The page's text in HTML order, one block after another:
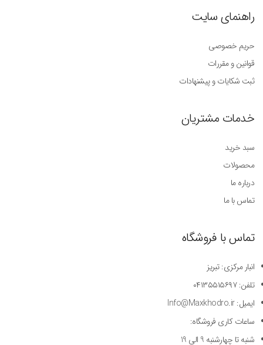
راهنمای سایت
حریم خصوصی
قوانین و مقررات
ثبت شکایات و پیشنهادات
خدمات مشتریان
سبد خرید
محصولات
درباره ما
تماس با ما
تماس با فروشگاه
انبار مرکزی: تبریز
تلفن: ۰۴۱۳۵۵۱۵۶۹۷
ایمیل: Info@Maxkhodro.ir
ساعات کاری فروشگاه:
شنبه تا چهارشنبه 9 الی 19